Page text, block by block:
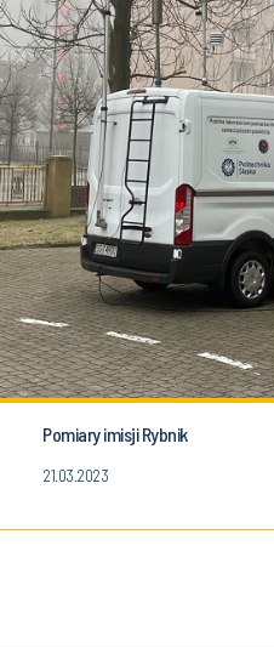
Pomiary imisji Rybnik
21.03.2023